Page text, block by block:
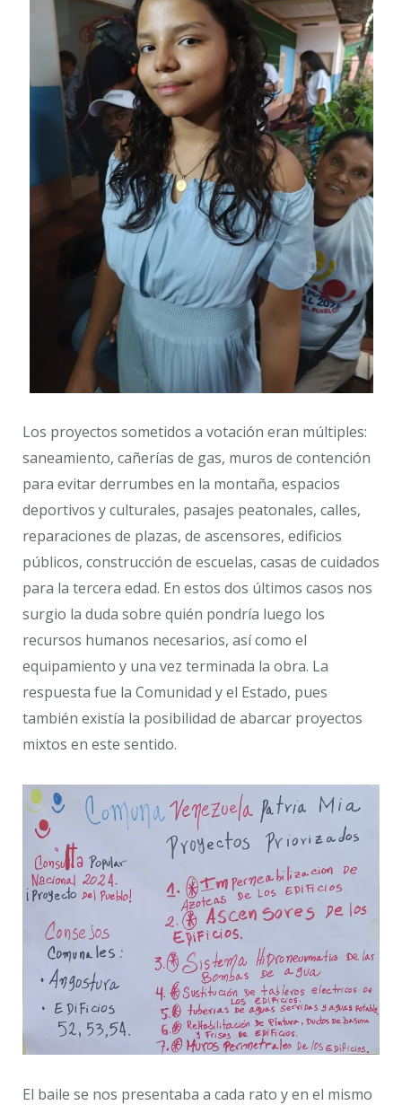
Los proyectos sometidos a votación eran múltiples:
saneamiento, cañerías de gas, muros de contención
para evitar derrumbes en la montaña, espacios
deportivos y culturales, pasajes peatonales, calles,
reparaciones de plazas, de ascensores, edificios
públicos, construcción de escuelas, casas de cuidados
para la tercera edad. En estos dos últimos casos nos
surgio la duda sobre quién pondría luego los
recursos humanos necesarios, así como el
equipamiento y una vez terminada la obra. La
respuesta fue la Comunidad y el Estado, pues
también existía la posibilidad de abarcar proyectos
mixtos en este sentido.
El baile se nos presentaba a cada rato y en el mismo